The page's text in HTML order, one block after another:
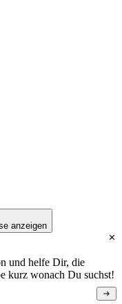
anzeigen
und helfe Dir, die
kurz wonach Du suchst!